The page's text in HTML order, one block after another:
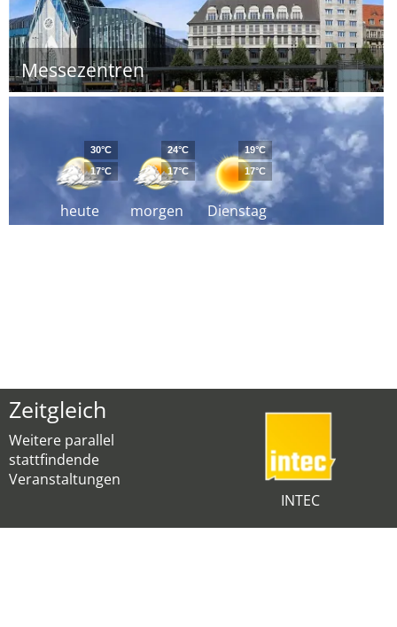
Messezentren
heute
30°C
17°C
morgen
24°C
17°C
Dienstag
19°C
17°C
Zeitgleich
Weitere parallel
stattfindende
Veranstaltungen
INTEC